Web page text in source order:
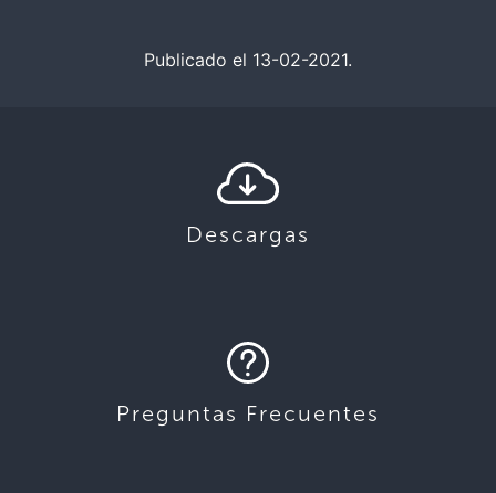
Publicado el 13-02-2021.
Descargas
Preguntas Frecuentes